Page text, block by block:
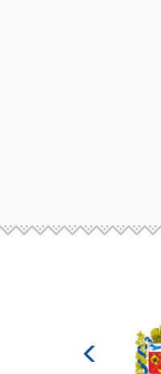
Министерство
культуры
Российской